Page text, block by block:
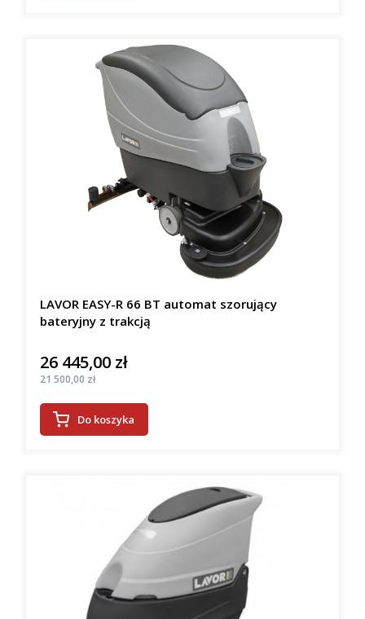
LAVOR EASY-R 66 BT automat szorujący
bateryjny z trakcją
Cena
26 445,00 zł
Cena
21 500,00 zł
Do koszyka